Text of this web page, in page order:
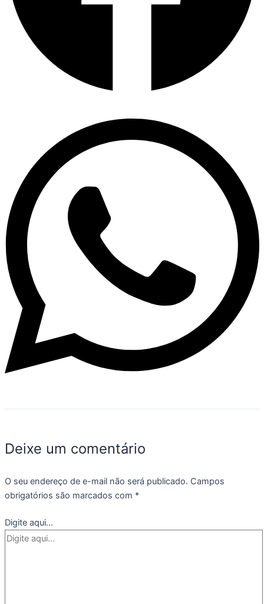
Deixe um comentário
O seu endereço de e-mail não será publicado. Campos
obrigatórios são marcados com *
Digite aqui...